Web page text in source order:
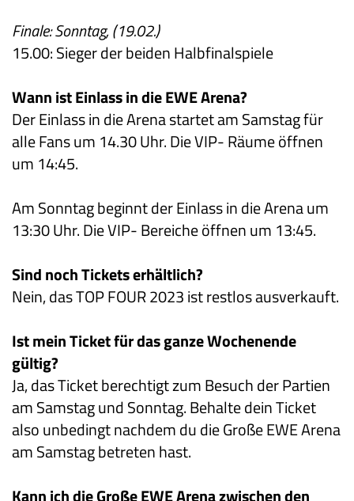
Finale: Sonntag, (19.02.)
15.00: Sieger der beiden Halbfinalspiele
Wann ist Einlass in die EWE Arena?
Der Einlass in die Arena startet am Samstag für
alle Fans um 14.30 Uhr. Die VIP- Räume öffnen
um 14:45.
Am Sonntag beginnt der Einlass in die Arena um
13:30 Uhr. Die VIP- Bereiche öffnen um 13:45.
Sind noch Tickets erhältlich?
Nein, das TOP FOUR 2023 ist restlos ausverkauft.
Ist mein Ticket für das ganze Wochenende
gültig?
Ja, das Ticket berechtigt zum Besuch der Partien
am Samstag und Sonntag. Behalte dein Ticket
also unbedingt nachdem du die Große EWE Arena
am Samstag betreten hast.
Kann ich die Große EWE Arena zwischen den